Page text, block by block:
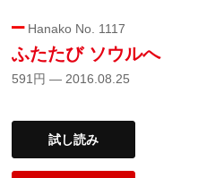
Hanako No. 1117
ふたたび ソウルへ
591円 — 2016.08.25
試し読み